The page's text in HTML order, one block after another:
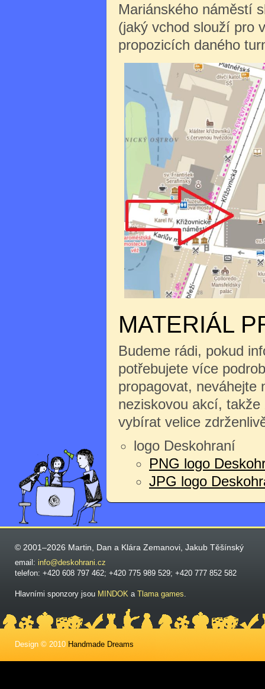
Mariánského náměstí
(jaký vchod slouží pro
propozicích daného
MATERIÁL
Budeme rádi, pokud
potřebujete více
propagovat, neváhejte
neziskovou akcí,
vybírat velice
logo Deskohraní
PNG logo
JPG logo
© 2001–2026 Martin, Dan a Klára Zemanovi, Jakub Těšínský
email: info@deskohrani.cz
telefon: +420 608 797 462; +420 775 989 529; +420 777 852 582
Hlavními sponzory jsou MINDOK a Tlama games
Design © 2010 Handmade Dreams